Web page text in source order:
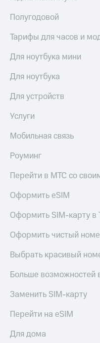
Полугодовой
Тарифы для часов и
Для ноутбука мини
Для ноутбука
Для устройств
Услуги
Мобильная связь
Роуминг
Перейти в МТС со
Оформить eSIM
Оформить SIM-карту в
Оформить чистый
Выбрать красивый
Больше возможностей
Заменить SIM-карту
Перейти на eSIM
Для дома